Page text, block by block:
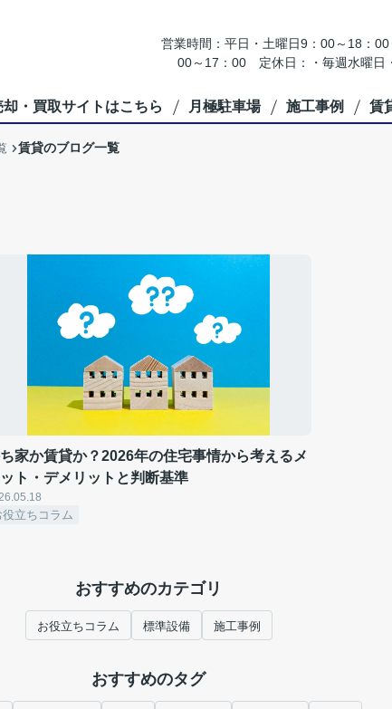
営業時間：平日・土曜日9：00～18：
00～17：00 定休日：・毎週水曜日
却・買取サイトはこちら 月極駐車場 施工事例 賃
賃貸のブログ一覧
家か賃貸か？2026年の住宅事情から考えるメ
ト・デメリットと判断基準
役立ちコラム
おすすめのカテゴリ
お役立ちコラム 標準設備 施工事例
おすすめのタグ